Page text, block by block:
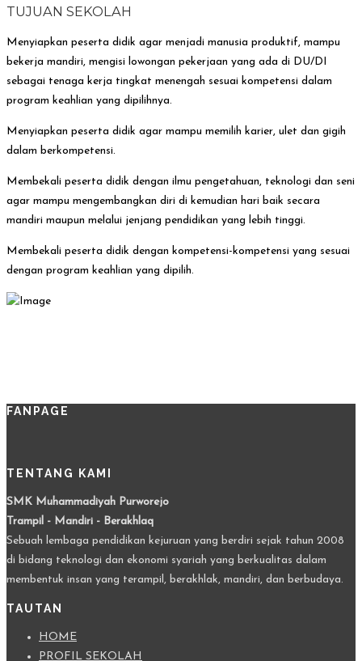
TUJUAN SEKOLAH
Menyiapkan peserta didik agar menjadi manusia produktif, mampu
bekerja mandiri, mengisi lowongan pekerjaan yang ada di DU/DI
sebagai tenaga kerja tingkat menengah sesuai kompetensi dalam
program keahlian yang dipilihnya.
Menyiapkan peserta didik agar mampu memilih karier, ulet dan gigih
dalam berkompetensi.
Membekali peserta didik dengan ilmu pengetahuan, teknologi dan seni
agar mampu mengembangkan diri di kemudian hari baik secara
mandiri maupun melalui jenjang pendidikan yang lebih tinggi.
Membekali peserta didik dengan kompetensi-kompetensi yang sesuai
dengan program keahlian yang dipilih.
FANPAGE
TENTANG KAMI
SMK Muhammadiyah Purworejo
Trampil - Mandiri - Berakhlaq
Sebuah lembaga pendidikan kejuruan yang berdiri sejak tahun 2008
di bidang teknologi dan ekonomi syariah yang berkualitas dalam
membentuk insan yang terampil, berakhlak, mandiri, dan berbudaya.
TAUTAN
HOME
PROFIL SEKOLAH